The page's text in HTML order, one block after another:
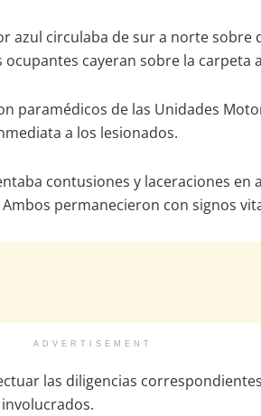
circulaba de sur a norte
cayeran sobre la carpeta
paramédicos de las Unidades
a los lesionados.
contusiones y laceraciones en
permanecieron con signos
ADVERTISEMENT
las diligencias